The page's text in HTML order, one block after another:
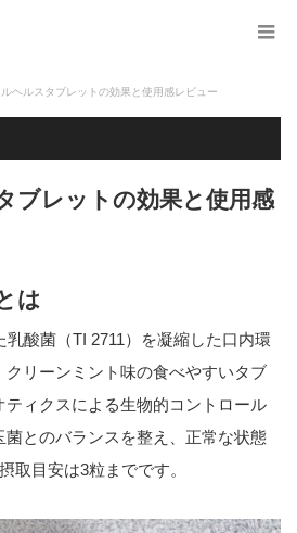
ヘルスタブレットの効果と使用感レビュー
ブレットの効果と使用感
は
乳酸菌（TI 2711）を凝縮した口内環
リーンミント味の食べやすいタブ
ティクスによる生物的コントロール
菌とのバランスを整え、正常な状態
取目安は3粒までです。